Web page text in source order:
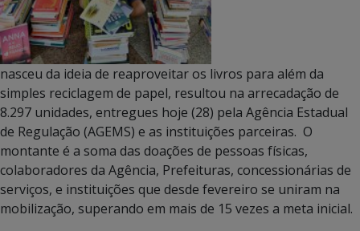
nasceu da ideia de reaproveitar os livros para além da
simples reciclagem de papel, resultou na arrecadação de
8.297 unidades, entregues hoje (28) pela Agência Estadual
de Regulação (AGEMS) e as instituições parceiras. O
montante é a soma das doações de pessoas físicas,
colaboradores da Agência, Prefeituras, concessionárias de
serviços, e instituições que desde fevereiro se uniram na
mobilização, superando em mais de 15 vezes a meta inicial.